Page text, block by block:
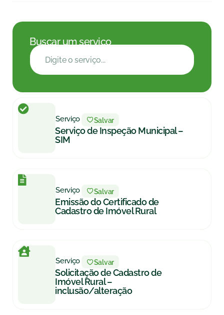
Buscar um serviço
Serviço Salvar
Serviço de Inspeção Municipal –
SIM
Serviço Salvar
Emissão do Certificado de
Cadastro de Imóvel Rural
Serviço Salvar
Solicitação de Cadastro de
Imóvel Rural –
inclusão/alteração